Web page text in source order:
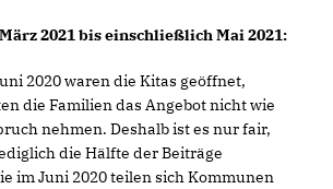
2021 bis einschließlich Mai 2021:
2020 waren die Kitas geöffnet,
die Familien das Angebot nicht wie
nehmen. Deshalb ist es nur fair,
die Hälfte der Beiträge
im Juni 2020 teilen sich Kommunen